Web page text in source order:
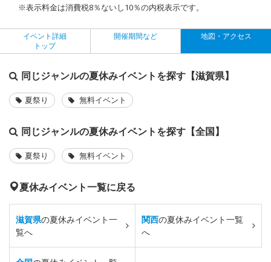
※表示料金は消費税8％ないし10％の内税表示です。
イベント詳細
トップ
開催期間など 地図・アクセス
同じジャンルの夏休みイベントを探す【滋賀県】
夏祭り 無料イベント
同じジャンルの夏休みイベントを探す【全国】
夏祭り 無料イベント
夏休みイベント一覧に戻る
滋賀県の夏休みイベント一
覧へ
関西の夏休みイベント一覧
へ